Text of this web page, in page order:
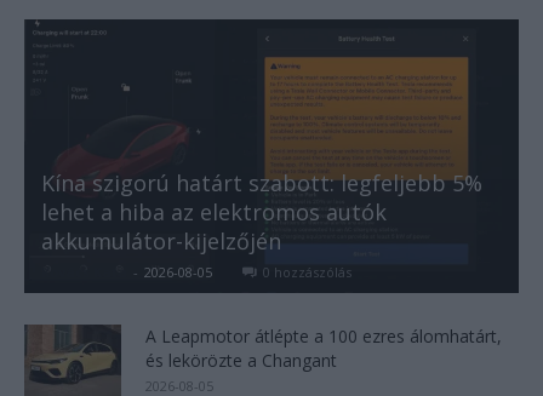
Kína szigorú határt szabott: legfeljebb 5%
lehet a hiba az elektromos autók
akkumulátor-kijelzőjén
- 2026-08-05 0 hozzászólás
A Leapmotor átlépte a 100 ezres álomhatárt,
és lekörözte a Changant
2026-08-05